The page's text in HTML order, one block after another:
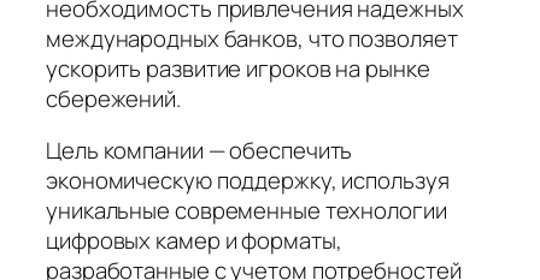
необходимость привлечения надежных
международных банков, что позволяет
ускорить развитие игроков на рынке
сбережений.
Цель компании — обеспечить
экономическую поддержку, используя
уникальные современные технологии
цифровых камер и форматы,
разработанные с учетом потребностей